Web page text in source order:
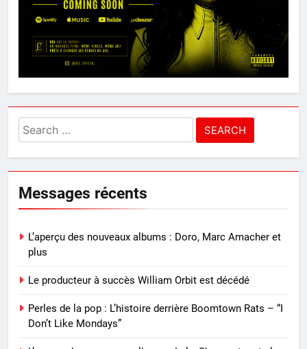
Search
for:
Messages récents
L’aperçu des nouveaux albums : Doro, Marc Amacher et
plus
Le producteur à succès William Orbit est décédé
Perles de la pop : L’histoire derrière Boomtown Rats – “I
Don’t Like Mondays”